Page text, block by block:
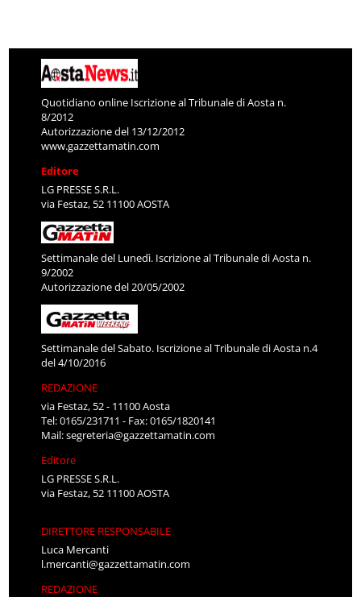
Quotidiano online Iscrizione al Tribunale di Aosta n.
8/2012
Autorizzazione del 13/12/2012
www.gazzettamatin.com
Editore
LG PRESSE S.R.L.
via Festaz, 52 11100 AOSTA
Settimanale del Lunedì. Iscrizione al Tribunale di Aosta n.
9/2002
Autorizzazione del 20/05/2002
Settimanale del Sabato. Iscrizione al Tribunale di Aosta n.4
del 4/10/2016
REDAZIONE
via Festaz, 52 - 11100 Aosta
Tel: 0165/231711 - Fax: 0165/1820141
Mail:segreteria@gazzettamatin.com
Editore
LG PRESSE S.R.L.
via Festaz, 52 11100 AOSTA
DIRETTORE RESPONSABILE
Luca Mercanti
l.mercanti@gazzettamatin.com
REDAZIONE